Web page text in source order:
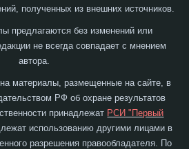
полученных из внешних источников.
предлагаются без изменений или
не всегда совпадает с мнением
автора.
материалы, размещенные на сайте, в
РФ об охране результатов
принадлежат РСИ "Первый
использованию другими лицами в
разрешения правообладателя. По